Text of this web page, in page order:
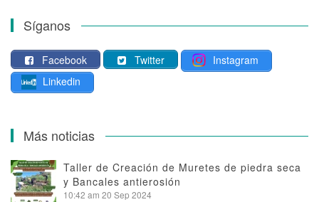
Síganos
Facebook Twitter
Instagram
Linkedin
Más noticias
Taller de Creación de Muretes de piedra seca
y Bancales antierosión
10:42 am 20 Sep 2024